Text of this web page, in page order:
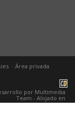
Área privada
por Multimedia
Team - Alojado en